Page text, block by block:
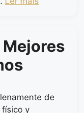
de
y